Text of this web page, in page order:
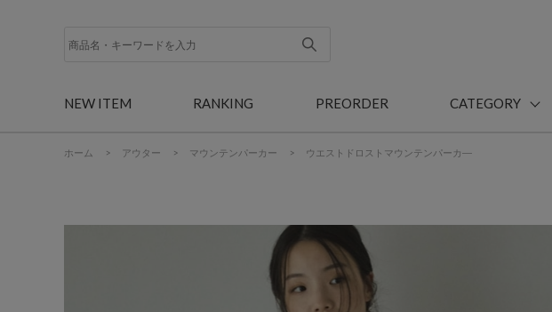
NEW ITEM RANKING PREORDER CATEGORY
ホーム > アウター > マウンテンパーカー > ウエストドロストマウンテンパーカ―